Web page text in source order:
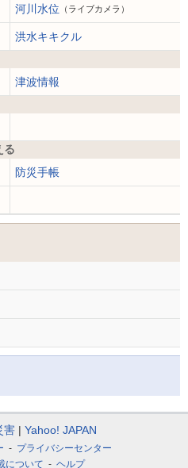
河川水位 （ライブカメラ）
洪水キキクル
津波情報
る
防災手帳
害 Yahoo! JAPAN
プライバシーセンター
について ヘルプ